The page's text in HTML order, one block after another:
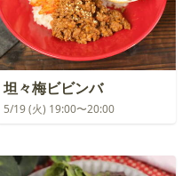
坦々梅ビビンバ
5/19 (火) 19:00〜20:00